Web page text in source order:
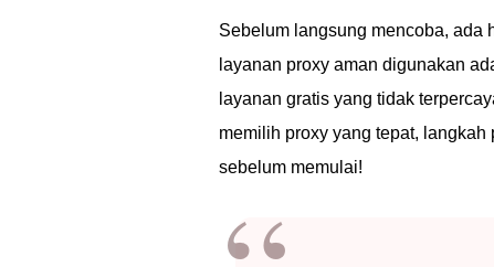
Sebelum langsung mencoba, ada
layanan proxy aman digunakan
layanan gratis yang tidak
memilih proxy yang tepat,
sebelum memulai!